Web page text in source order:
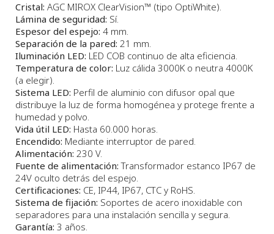
Cristal: AGC MIROX ClearVision™ (tipo OptiWhite).
Lámina de seguridad: Sí.
Espesor del espejo: 4 mm.
Separación de la pared: 21 mm.
Iluminación LED: LED COB continuo de alta eficiencia.
Temperatura de color: Luz cálida 3000K o neutra 4000K
(a elegir).
Sistema LED: Perfil de aluminio con difusor opal que
distribuye la luz de forma homogénea y protege frente a
humedad y polvo.
Vida útil LED: Hasta 60.000 horas.
Encendido: Mediante interruptor de pared.
Alimentación: 230 V.
Fuente de alimentación: Transformador estanco IP67 de
24V oculto detrás del espejo.
Certificaciones: CE, IP44, IP67, CTC y RoHS.
Sistema de fijación: Soportes de acero inoxidable con
separadores para una instalación sencilla y segura.
Garantía: 3 años.